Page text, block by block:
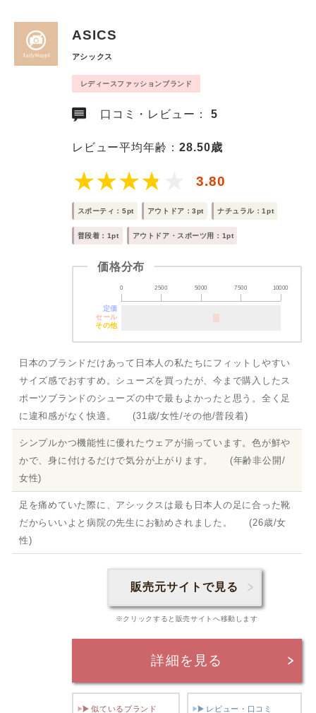
ASICS
アシックス
レディースファッションブランド
口コミ・レビュー：5
レビュー平均年齢：28.50歳
3.80
スポーティ：5pt アウトドア：3pt ナチュラル：1pt
普段着：1pt アウトドア・スポーツ用：1pt
価格分布
0 2500 5000 7500 10000
定価
セール
その他
日本のブランドだけあって日本人の私たちにフィットしやすい
サイズ感でおすすめ。シューズを買ったが、今まで購入したス
ポーツブランドのシューズの中で最もよかったと思う。全く足
に違和感がなく快適。 (31歳/女性/その他/普段着)
シンプルかつ機能性に優れたウェアが揃っています。色が鮮や
かで、身に付けるだけで気分が上がります。 (年齢非公開/
女性)
足を痛めていた際に、アシックスは最も日本人の足に合った靴
だからいいよと病院の先生にお勧めされました。 (26歳/女
性)
販売元サイトで見る
※クリックすると販売サイトへ移動します
詳細を見る
似ているブランド レビュー・口コミ